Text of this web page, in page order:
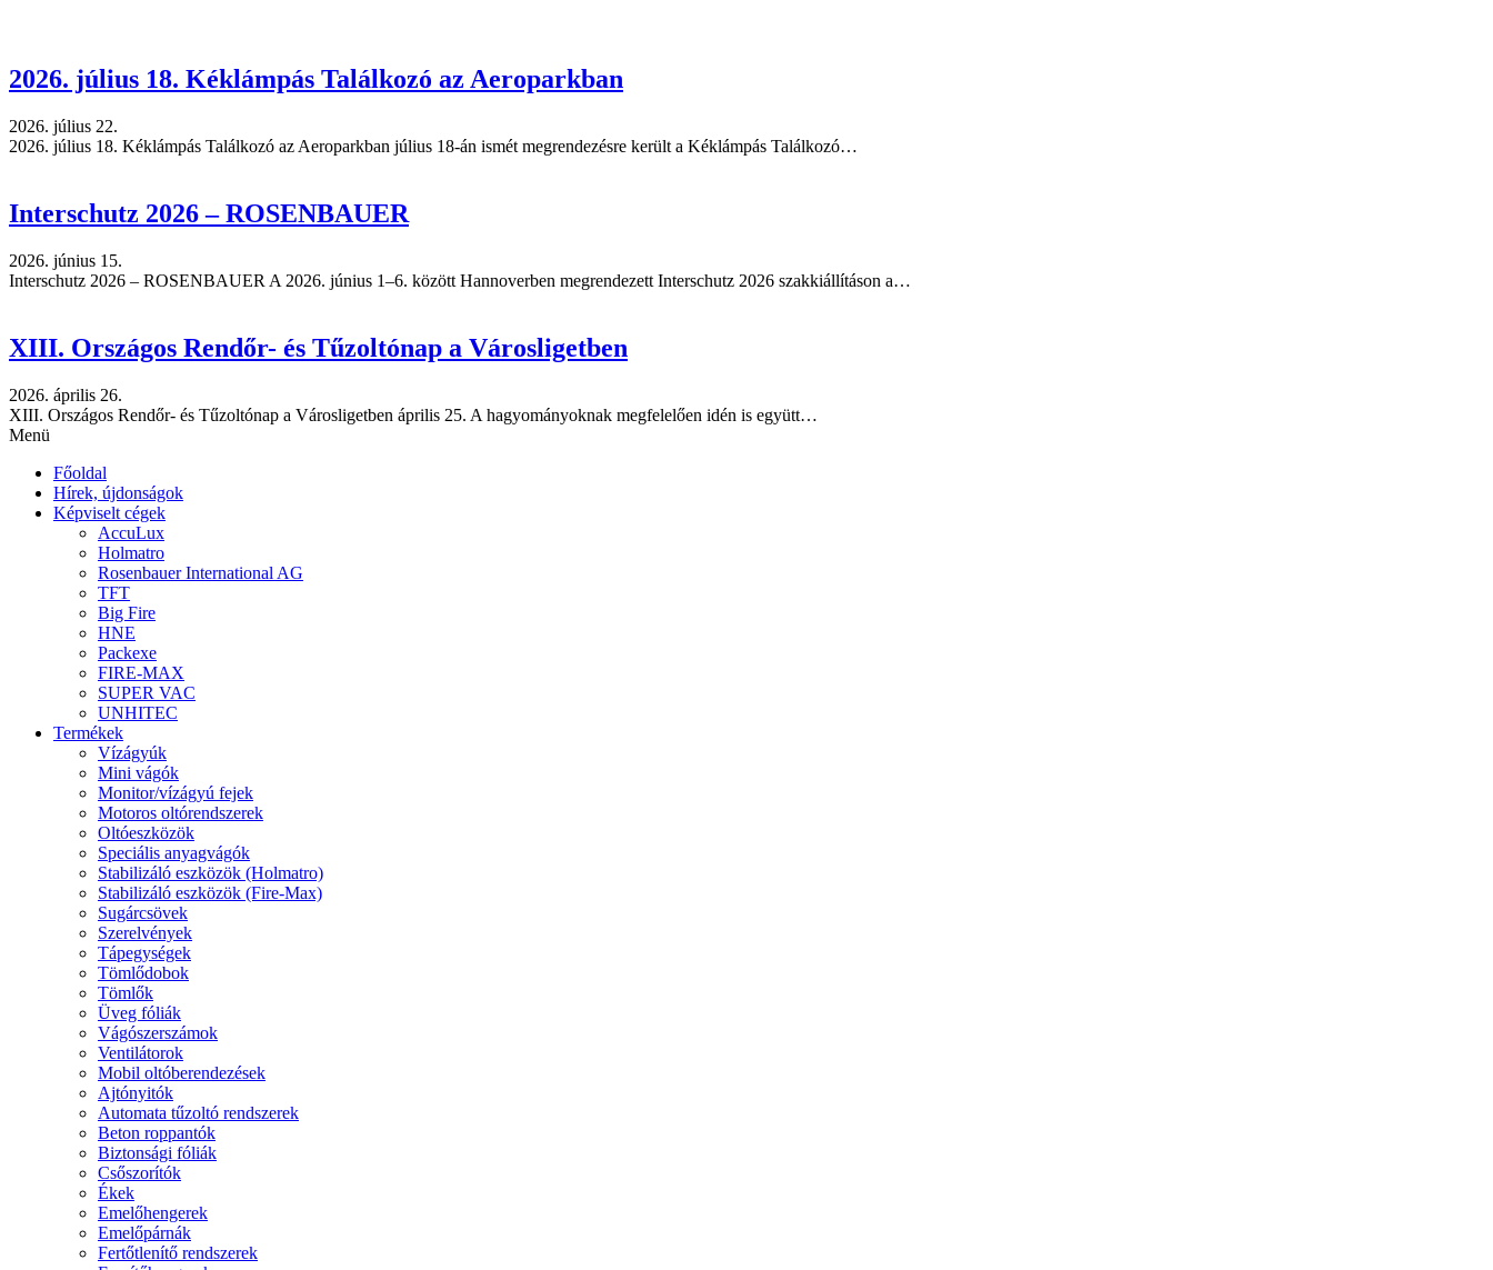
2026. július 18. Kéklámpás Találkozó az Aeroparkban
2026. július 22.
2026. július 18. Kéklámpás Találkozó az Aeroparkban július 18-án ismét megrendezésre került a Kéklámpás Találkozó…
Interschutz 2026 – ROSENBAUER
2026. június 15.
Interschutz 2026 – ROSENBAUER A 2026. június 1–6. között Hannoverben megrendezett Interschutz 2026 szakkiállításon a…
XIII. Országos Rendőr- és Tűzoltónap a Városligetben
2026. április 26.
XIII. Országos Rendőr- és Tűzoltónap a Városligetben április 25. A hagyományoknak megfelelően idén is együtt…
Menü
Főoldal
Hírek, újdonságok
Képviselt cégek
AccuLux
Holmatro
Rosenbauer International AG
TFT
Big Fire
HNE
Packexe
FIRE-MAX
SUPER VAC
UNHITEC
Termékek
Vízágyúk
Mini vágók
Monitor/vízágyú fejek
Motoros oltórendszerek
Oltóeszközök
Speciális anyagvágók
Stabilizáló eszközök (Holmatro)
Stabilizáló eszközök (Fire-Max)
Sugárcsövek
Szerelvények
Tápegységek
Tömlődobok
Tömlők
Üveg fóliák
Vágószerszámok
Ventilátorok
Mobil oltóberendezések
Ajtónyitók
Automata tűzoltó rendszerek
Beton roppantók
Biztonsági fóliák
Csőszorítók
Ékek
Emelőhengerek
Emelőpárnák
Fertőtlenítő rendszerek